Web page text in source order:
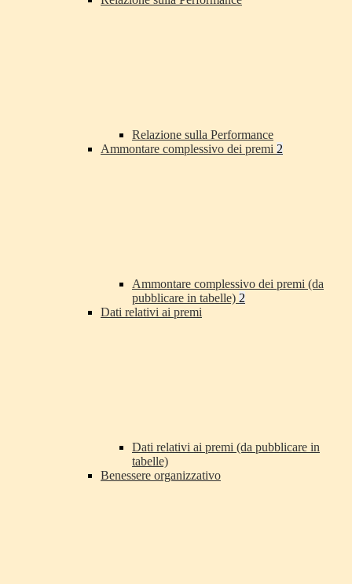
Relazione sulla Performance
Ammontare complessivo dei premi 2
Ammontare complessivo dei premi (da
pubblicare in tabelle) 2
Dati relativi ai premi
Dati relativi ai premi (da pubblicare in
tabelle)
Benessere organizzativo